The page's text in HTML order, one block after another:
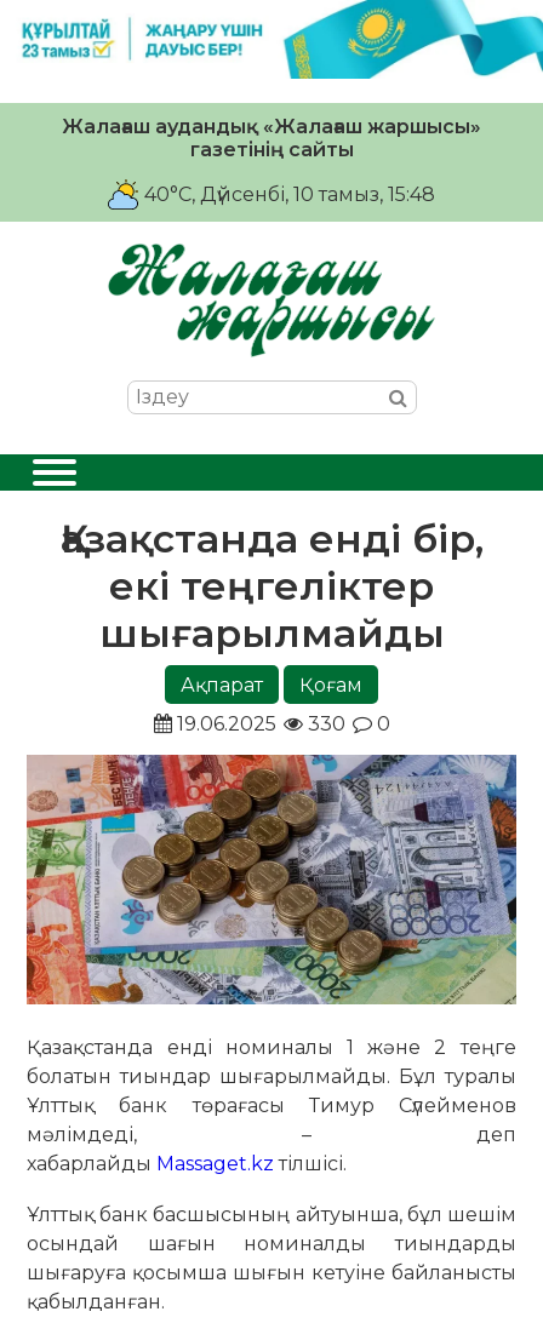
Жалағаш аудандық «Жалағаш жаршысы»
газетінің сайты
40°C, Дүйсенбі, 10 тамыз, 15:48
Қазақстанда енді бір,
екі теңгеліктер
шығарылмайды
Ақпарат
Қоғам
19.06.2025
330 0
Қазақстанда енді номиналы 1 және 2 теңге
болатын тиындар шығарылмайды. Бұл туралы
Ұлттық банк төрағасы Тимур Сүлейменов
мәлімдеді, – деп
хабарлайды Massaget.kz тілшісі.
Ұлттық банк басшысының айтуынша, бұл шешім
осындай шағын номиналды тиындарды
шығаруға қосымша шығын кетуіне байланысты
қабылданған.